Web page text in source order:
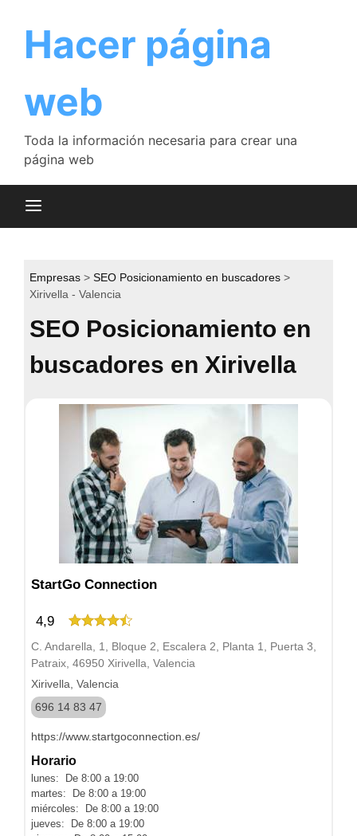
contenido
Hacer página
web
Toda la información necesaria para crear una
página web
Empresas
SEO Posicionamiento en buscadores
Xirivella - Valencia
SEO Posicionamiento en
buscadores en Xirivella
StartGo Connection
4,9
C. Andarella, 1, Bloque 2, Escalera 2, Planta 1, Puerta 3,
Patraix, 46950 Xirivella, Valencia
Xirivella, Valencia
696 14 83 47
https://www.startgoconnection.es/
Horario
lunes: De 8:00 a 19:00
martes: De 8:00 a 19:00
miércoles: De 8:00 a 19:00
jueves: De 8:00 a 19:00